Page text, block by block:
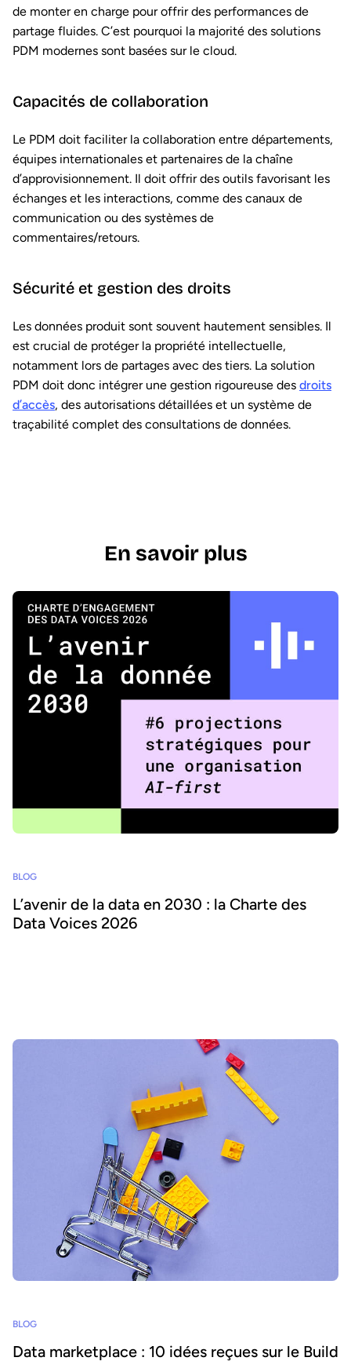
de monter en charge pour offrir des performances de
partage fluides. C’est pourquoi la majorité des solutions
PDM modernes sont basées sur le cloud.
Capacités de collaboration
Le PDM doit faciliter la collaboration entre départements,
équipes internationales et partenaires de la chaîne
d’approvisionnement. Il doit offrir des outils favorisant les
échanges et les interactions, comme des canaux de
communication ou des systèmes de
commentaires/retours.
Sécurité et gestion des droits
Les données produit sont souvent hautement sensibles. Il
est crucial de protéger la propriété intellectuelle,
notamment lors de partages avec des tiers. La solution
PDM doit donc intégrer une gestion rigoureuse des droits
d’accès, des autorisations détaillées et un système de
traçabilité complet des consultations de données.
En savoir plus
BLOG
L’avenir de la data en 2030 : la Charte des
Data Voices 2026
BLOG
Data marketplace : 10 idées reçues sur le Build